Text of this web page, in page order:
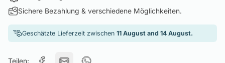
Sichere Bezahlung & verschiedene Möglichkeiten.
Geschätzte Lieferzeit zwischen 11 August and 14 August.
Teilen: